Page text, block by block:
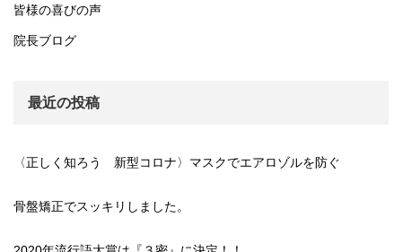
皆様の喜びの声
院長ブログ
最近の投稿
〈正しく知ろう 新型コロナ〉マスクでエアロゾルを防ぐ
骨盤矯正でスッキリしました。